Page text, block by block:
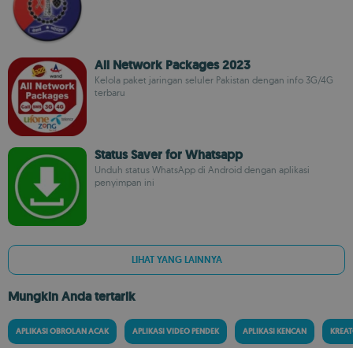
All Network Packages 2023
Kelola paket jaringan seluler Pakistan dengan info 3G/4G
terbaru
Status Saver for Whatsapp
Unduh status WhatsApp di Android dengan aplikasi
penyimpan ini
LIHAT YANG LAINNYA
Mungkin Anda tertarik
APLIKASI OBROLAN ACAK APLIKASI VIDEO PENDEK APLIKASI KENCAN